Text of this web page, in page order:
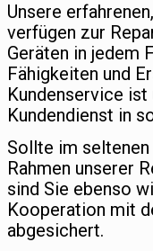
Unsere
verfügen zur
Geräten in jedem
Fähigkeiten und
Kundenservice
Kundendienst in
Sollte im seltenen
Rahmen unserer
sind Sie ebenso
Kooperation mit
abgesichert.